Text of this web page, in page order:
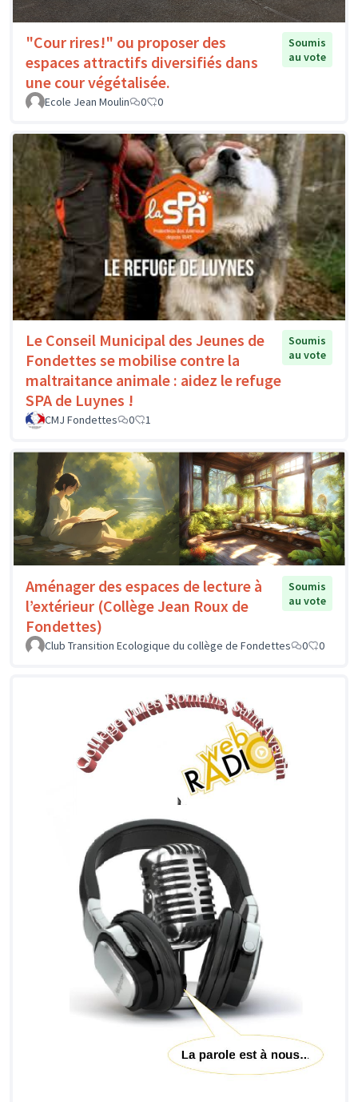
"Cour rires!" ou proposer des
espaces attractifs diversifiés dans
une cour végétalisée.
Soumis
au vote
Ecole Jean Moulin 0 0
Le Conseil Municipal des Jeunes de
Fondettes se mobilise contre la
maltraitance animale : aidez le refuge
SPA de Luynes !
Soumis
au vote
CMJ Fondettes 0 1
Aménager des espaces de lecture à
l’extérieur (Collège Jean Roux de
Fondettes)
Soumis
au vote
Club Transition Ecologique du collège de Fondettes 0 0